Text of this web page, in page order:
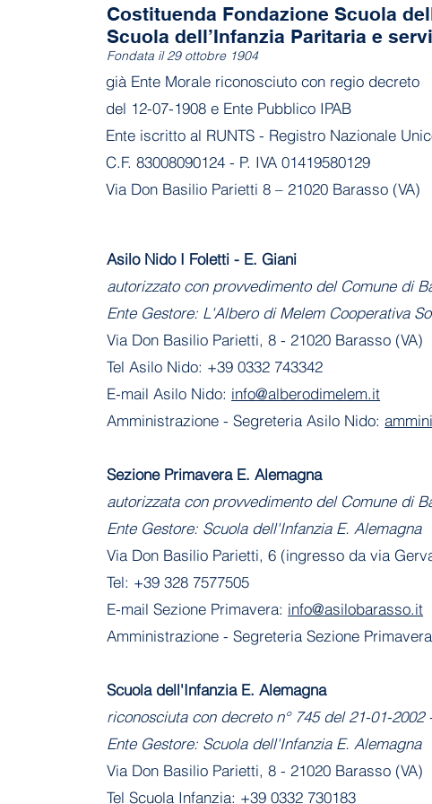
Costituenda Fondazione Scuola
Scuola dell’Infanzia Paritaria e
Fondata il 29 ottobre 1904
già Ente Morale riconosciuto con regio decreto
del 12-07-1908 e Ente Pubblico IPAB
Ente iscritto al RUNTS - Registro Nazionale
C.F. 83008090124 - P. IVA 01419580129
Via Don Basilio Parietti 8 – 21020 Barasso (VA)
Asilo Nido I Foletti - E. Giani
autorizzato con provvedimento del Comune di
Ente Gestore: L'Albero di Melem Cooperativa
Via Don Basilio Parietti, 8 - 21020 Barasso (VA)
Tel Asilo Nido: +39 0332 743342
E-mail Asilo Nido: info@alberodimelem.it
Amministrazione - Segreteria Asilo Nido:
Sezione Primavera E. Alemagna
autorizzata con provvedimento del Comune di
Ente Gestore: Scuola dell'Infanzia E. Alemagna
Via Don Basilio Parietti, 6 (ingresso da via
Tel: +39 328 7577505
E-mail Sezione Primavera: info@asilobarasso.it
Amministrazione - Segreteria Sezione
​Scuola dell'Infanzia E. Alemagna
riconosciuta con decreto n° 745 del 21-01-2002
Ente Gestore: Scuola dell'Infanzia E. Alemagna
Via Don Basilio Parietti, 8 - 21020 Barasso (VA)
Tel Scuola Infanzia: +39 0332 730183